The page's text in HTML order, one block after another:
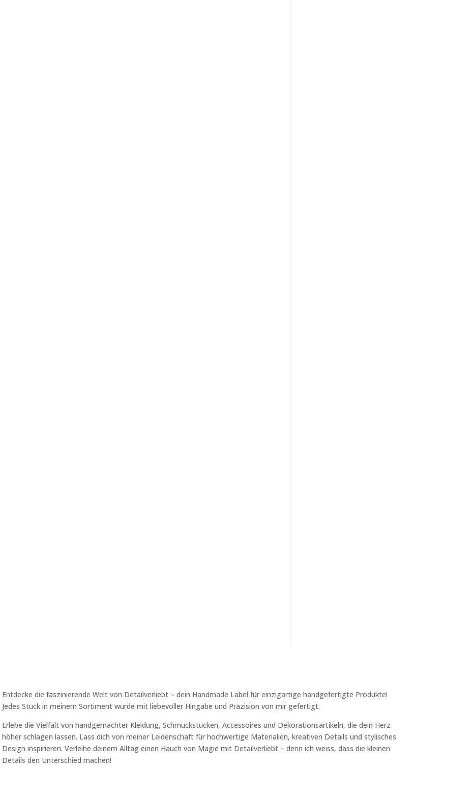
Entdecke die faszinierende Welt von Detailverliebt – dein Handmade Label für einzigartige handgefertigte Produkte!
Jedes Stück in meinem Sortiment wurde mit liebevoller Hingabe und Präzision von mir gefertigt.
Erlebe die Vielfalt von handgemachter Kleidung, Schmuckstücken, Accessoires und Dekorationsartikeln, die dein Herz
höher schlagen lassen. Lass dich von meiner Leidenschaft für hochwertige Materialien, kreativen Details und stylisches
Design inspirieren. Verleihe deinem Alltag einen Hauch von Magie mit Detailverliebt – denn ich weiss, dass die kleinen
Details den Unterschied machen!